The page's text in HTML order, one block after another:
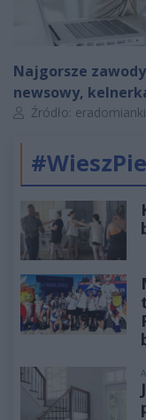
Najgorsze
newsowy,
Autor artykułu:
Źródło: